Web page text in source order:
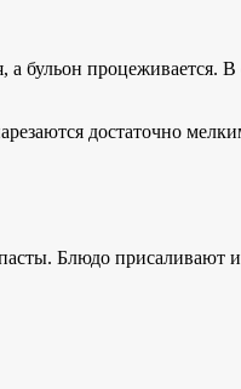
бульон процеживается. В
достаточно
Блюдо присаливают и